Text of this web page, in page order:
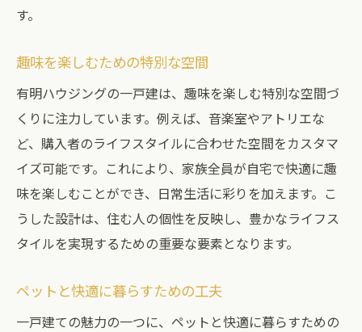
す。
趣味を楽しむための特別な空間
有明ハウジングの一戸建は、趣味を楽しむ特別な空間づ
くりに注力しています。例えば、音楽室やアトリエな
ど、購入者のライフスタイルに合わせた空間をカスタマ
イズ可能です。これにより、家族全員が自宅で快適に趣
味を楽しむことができ、日常生活に彩りを加えます。こ
うした設計は、住む人の個性を反映し、豊かなライフス
タイルを実現するための重要な要素となります。
ペットと快適に暮らすための工夫
一戸建ての魅力の一つに、ペットと快適に暮らすための